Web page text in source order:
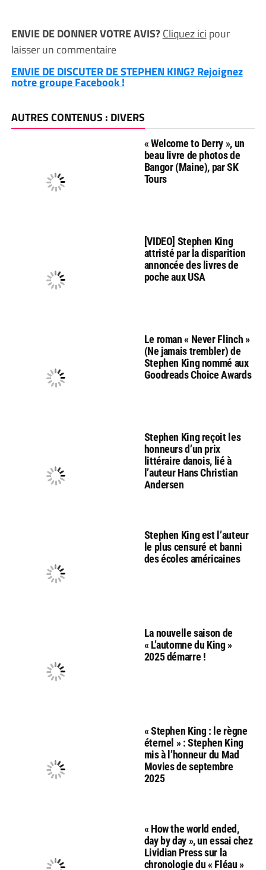
ENVIE DE DONNER VOTRE AVIS?Cliquez ici pour
laisser un commentaire
ENVIE DE DISCUTER DE STEPHEN KING? Rejoignez
notre groupe Facebook !
AUTRES CONTENUS : DIVERS
« Welcome to Derry », un
beau livre de photos de
Bangor (Maine), par SK
Tours
[VIDEO] Stephen King
attristé par la disparition
annoncée des livres de
poche aux USA
Le roman « Never Flinch »
(Ne jamais trembler) de
Stephen King nommé aux
Goodreads Choice Awards
Stephen King reçoit les
honneurs d’un prix
littéraire danois, lié à
l’auteur Hans Christian
Andersen
Stephen King est l’auteur
le plus censuré et banni
des écoles américaines
La nouvelle saison de
« L’automne du King »
2025 démarre !
« Stephen King : le règne
éternel » : Stephen King
mis à l’honneur du Mad
Movies de septembre
2025
« How the world ended,
day by day », un essai chez
Lividian Press sur la
chronologie du « Fléau »